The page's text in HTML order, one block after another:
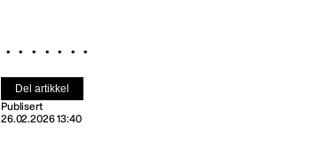
Del artikkel
Publisert
26.02.2026 13:40